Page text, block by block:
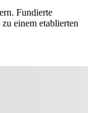
Fundierte
einem etablierten